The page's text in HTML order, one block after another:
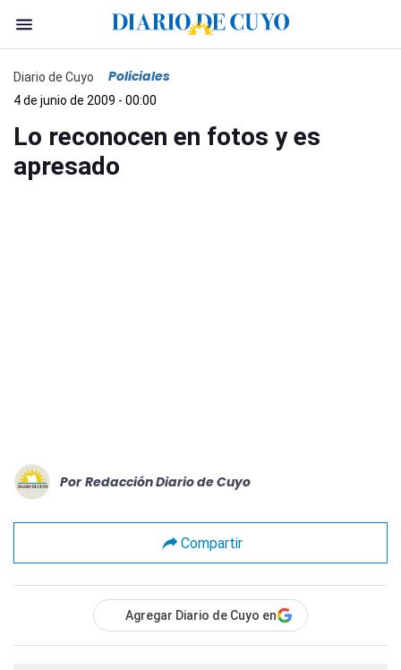
Diario de Cuyo Policiales
4 de junio de 2009 - 00:00
Lo reconocen en fotos y es
apresado
Por Redacción Diario de Cuyo
Compartir
Agregar Diario de Cuyo en